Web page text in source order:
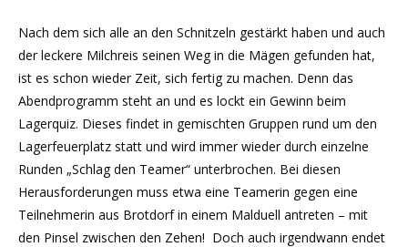
Nach dem sich alle an den Schnitzeln gestärkt haben und auch
der leckere Milchreis seinen Weg in die Mägen gefunden hat,
ist es schon wieder Zeit, sich fertig zu machen. Denn das
Abendprogramm steht an und es lockt ein Gewinn beim
Lagerquiz. Dieses findet in gemischten Gruppen rund um den
Lagerfeuerplatz statt und wird immer wieder durch einzelne
Runden „Schlag den Teamer“ unterbrochen. Bei diesen
Herausforderungen muss etwa eine Teamerin gegen eine
Teilnehmerin aus Brotdorf in einem Malduell antreten – mit
den Pinsel zwischen den Zehen! Doch auch irgendwann endet